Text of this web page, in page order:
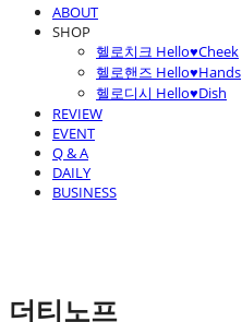
ABOUT
SHOP
헬로치크 Hello♥Cheek
헬로핸즈 Hello♥Hands
헬로디시 Hello♥Dish
REVIEW
EVENT
Q & A
DAILY
BUSINESS
더티노프